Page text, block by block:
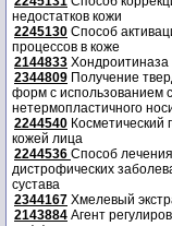
недостатков кожи
2245130 Способ
процессов в коже
2144833 Хондроитиназа
2344809 Получение
форм с использованием
нетермопластичного
2244540 Косметический
кожей лица
2244536 Способ
дистрофических
сустава
2344167 Хмелевый
2143884 Агент